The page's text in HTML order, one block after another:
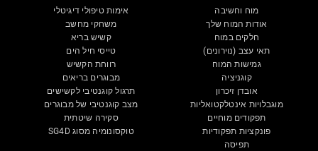
מוח וחשיבה
אודות המוח שלך
חלקים במוח
תאי עצב (נוירונים)
גמישות המוח
קוגניציה
אובדן זיכרון
מוגבלויות אינטלקטואליות
תפקודים מוחיים
פונקציות תפקודיות
תפיסה
אימות טיפולי דיגיטלי
משחקי מחשב
קשיש בריא
טייסי חיל הים
רווחת הקשיש
מבוגרים בריאים
תרגול קוגנטיבי לקשישים
מצב קוגנטיבי של מבוגרים
סקירה שיטתית
טוקסונומיה מסוג SG4D